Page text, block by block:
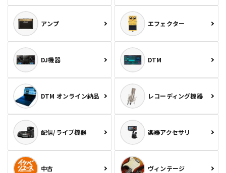
アンプ エフェクター
DJ機器 DTM
DTM オンライン納品 レコーディング機器
配信/ライブ機器 楽器アクセサリ
中古 ヴィンテージ